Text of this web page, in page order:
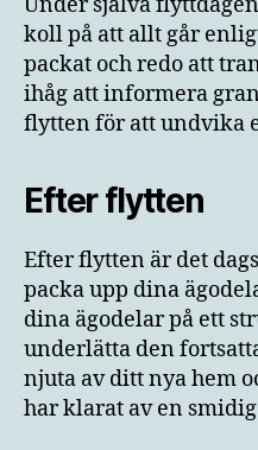
koll på att allt går
packat och redo att
ihåg att informera
flytten för att undvika
Efter flytten
Efter flytten är det
packa upp dina
dina ägodelar på ett
underlätta den
njuta av ditt nya hem
har klarat av en